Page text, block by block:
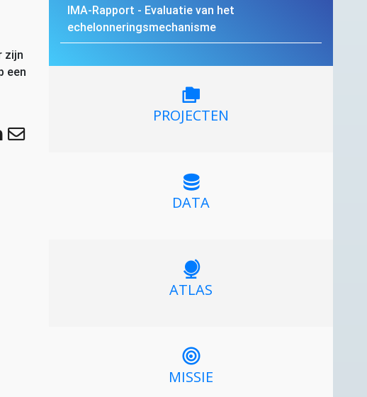
zijn
een
IMA-Rapport - Evaluatie van het
echelonneringsmechanisme
PROJECTEN
DATA
ATLAS
MISSIE